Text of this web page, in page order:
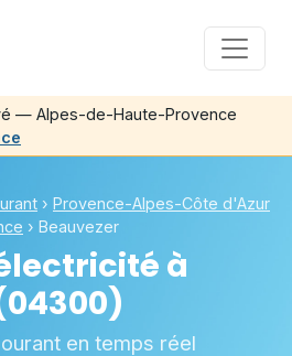
— Alpes-de-Haute-Provence
› Provence-Alpes-Côte d'Azur
› Beauvezer
à
en temps réel